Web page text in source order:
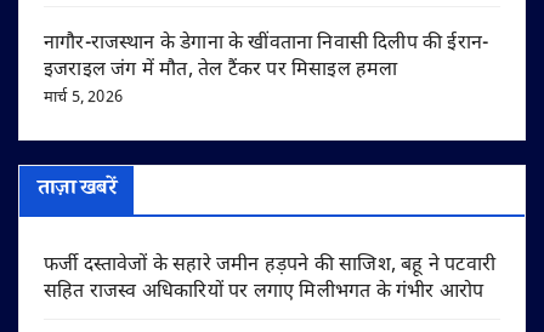
नागौर-राजस्थान के डेगाना के खींवताना निवासी दिलीप की ईरान-
इजराइल जंग में मौत, तेल टैंकर पर मिसाइल हमला
मार्च 5, 2026
ताज़ा खबरें
फर्जी दस्तावेजों के सहारे जमीन हड़पने की साजिश, बहू ने पटवारी
सहित राजस्व अधिकारियों पर लगाए मिलीभगत के गंभीर आरोप